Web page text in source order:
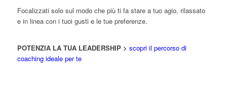
Focalizzati solo sul modo che più ti fa stare a tuo agio, rilassato
e in linea con i tuoi gusti e le tue preferenze.
POTENZIA LA TUA LEADERSHIP > scopri il percorso di
coaching ideale per te